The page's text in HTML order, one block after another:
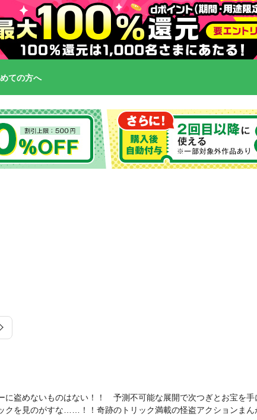
ての方へ
に盗めないものはない！！ 予測不可能な展開で次つぎとお宝を手
クを見のがすな……！！奇跡のトリック満載の怪盗アクションまん